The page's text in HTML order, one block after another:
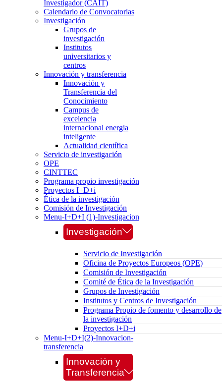
Investigador (CAIT)
Calendario de Convocatorias
Investigación
Grupos de
investigación
Institutos
universitarios y
centros
Innovación y transferencia
Innovación y
Transferencia del
Conocimiento
Campus de
excelencia
internacional energia
inteligente
Actualidad científica
Servicio de investigación
OPE
CINTTEC
Programa propio investigación
Proyectos I+D+i
Ética de la investigación
Comisión de Investigación
Menu-I+D+I (1)-Investigacion
Investigación
Servicio de Investigación
Oficina de Proyectos Europeos (OPE)
Comisión de Investigación
Comité de Ética de la Investigación
Grupos de Investigación
Institutos y Centros de Investigación
Programa Propio de fomento y desarrollo de
la investigación
Proyectos I+D+i
Menu-I+D+I(2)-Innovacion-
transferencia
Innovación y
Transferencia